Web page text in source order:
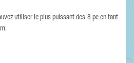
utiliser le plus puissant des 8 pc en tant